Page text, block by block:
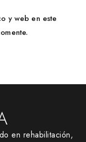
y web en este
en rehabilitación,